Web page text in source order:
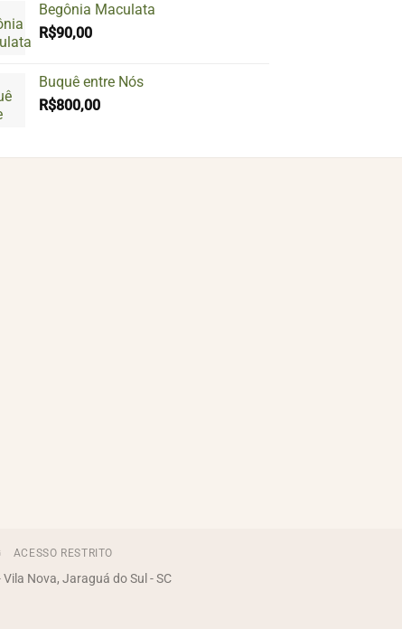
Begônia Maculata
R$90,00
Buquê entre Nós
R$800,00
ACESSO RESTRITO
Nova, Jaraguá do Sul - SC